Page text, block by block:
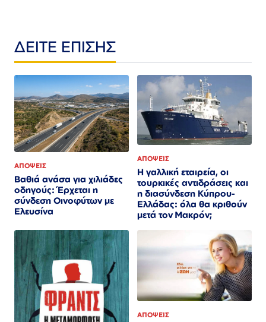
ΔΕΙΤΕ ΕΠΙΣΗΣ
ΑΠΟΨΕΙΣ
Βαθιά ανάσα για χιλιάδες
οδηγούς: Έρχεται η
σύνδεση Οινοφύτων με
Ελευσίνα
ΑΠΟΨΕΙΣ
Η γαλλική εταιρεία, οι
τουρκικές αντιδράσεις και
η διασύνδεση Κύπρου-
Ελλάδας: όλα θα κριθούν
μετά τον Μακρόν;
ΑΠΟΨΕΙΣ